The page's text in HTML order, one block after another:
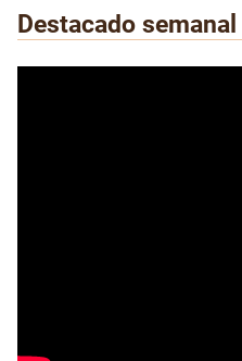
Destacado semanal